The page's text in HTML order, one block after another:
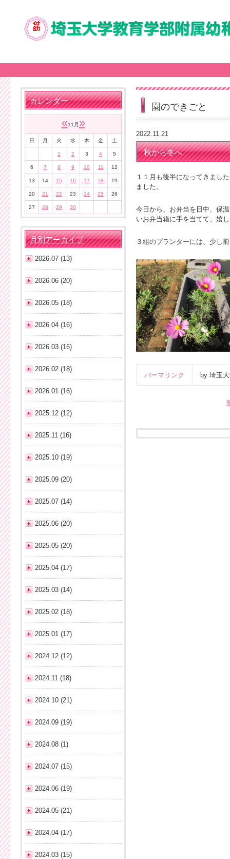
園のできごと
2022.11.21
秋から冬へ
１１月も後半になってきまし
ました。
今日から、お弁当を日中、保
いお弁当箱に手を当てて、嬉
３組のプランターには、少し
パーマリンク by 埼玉
カレンダー
«11月 »
日 月 火 水 木 金 土
1 2 3 4 5
6 7 8 9 10 11 12
13 14 15 16 17 18 19
20 21 22 23 24 25 26
27 28 29 30
月別アーカイブ
2026.07 (13)
2026.06 (20)
2026.05 (18)
2026.04 (16)
2026.03 (16)
2026.02 (18)
2026.01 (16)
2025.12 (12)
2025.11 (16)
2025.10 (19)
2025.09 (20)
2025.07 (14)
2025.06 (20)
2025.05 (20)
2025.04 (17)
2025.03 (14)
2025.02 (18)
2025.01 (17)
2024.12 (12)
2024.11 (18)
2024.10 (21)
2024.09 (19)
2024.08 (1)
2024.07 (15)
2024.06 (19)
2024.05 (21)
2024.04 (17)
2024.03 (15)